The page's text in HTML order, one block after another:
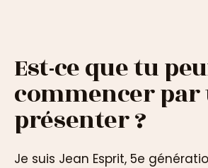
Est-ce que tu
commencer par
présenter ?
Je suis Jean Esprit, 5e